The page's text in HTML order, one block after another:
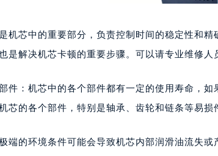
大连市中山区人民路15号国际金融大厦7层G室（
东莞市东城街道鸿福东路1号民盈国贸中心T1写字
无锡市梁溪区人民中路139号恒隆广场写字楼1座
苏州市苏州工业园区星港街199号苏州中心办公楼
机芯中的重要部分，负责控制时间的稳定性和
是解决机芯卡顿的重要步骤。可以请专业维修人
件：机芯中的各个部件都有一定的使用寿命，
芯的各个部件，特别是轴承、齿轮和链条等易损
端的环境条件可能会导致机芯内部润滑油流失